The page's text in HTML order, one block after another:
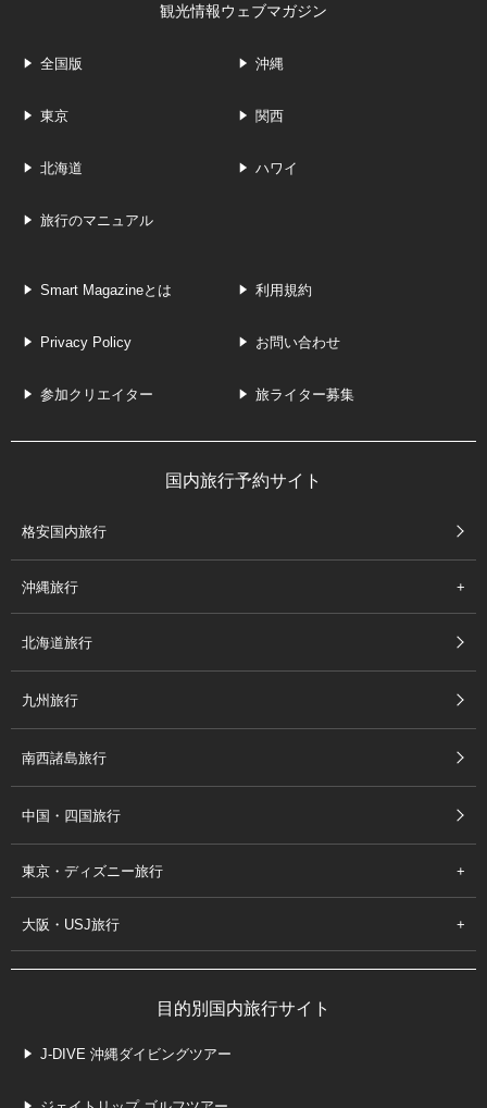
観光情報ウェブマガジン
全国版 沖縄
東京 関西
北海道 ハワイ
旅行のマニュアル
Smart Magazineとは 利用規約
Privacy Policy お問い合わせ
参加クリエイター 旅ライター募集
国内旅行予約サイト
格安国内旅行
沖縄旅行
北海道旅行
九州旅行
南西諸島旅行
中国・四国旅行
東京・ディズニー旅行
大阪・USJ旅行
目的別国内旅行サイト
J-DIVE 沖縄ダイビングツアー